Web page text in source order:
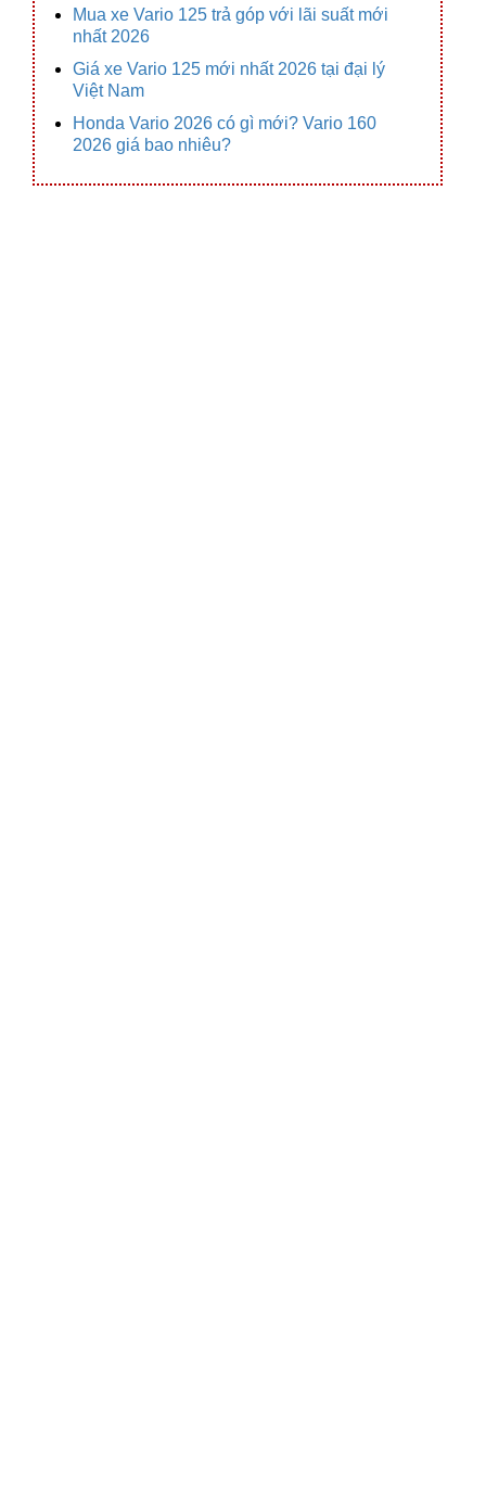
Mua xe Vario 125 trả góp với lãi suất mới
nhất 2026
Giá xe Vario 125 mới nhất 2026 tại đại lý
Việt Nam
Honda Vario 2026 có gì mới? Vario 160
2026 giá bao nhiêu?